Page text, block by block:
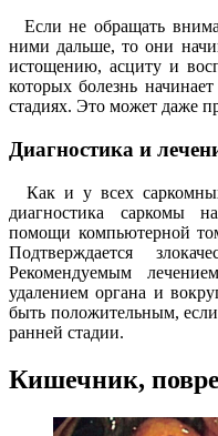
Если не обращать
ними дальше, то они
истощению, асциту и
которых болезнь
стадиях. Это может даже
Диагностика и
Как и у всех
диагностика саркомы
помощи компьютерной
Подтверждается
Рекомендуемым
удалением органа и
быть положительным,
ранней стадии.
Кишечник,